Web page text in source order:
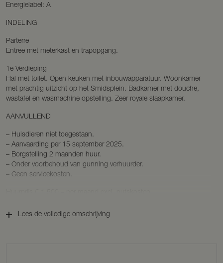
Energielabel: A
INDELING
Parterre
Entree met meterkast en trapopgang.
1e Verdieping
Hal met toilet. Open keuken met inbouwapparatuur. Woonkamer
met prachtig uitzicht op het Smidsplein. Badkamer met douche,
wastafel en wasmachine opstelling. Zeer royale slaapkamer.
AANVULLEND
– Huisdieren niet toegestaan.
– Aanvaarding per 15 september 2025.
– Borgstelling 2 maanden huur.
– Onder voorbehoud van gunning verhuurder.
– Geen servicekosten.
Lees de volledige omschrijving